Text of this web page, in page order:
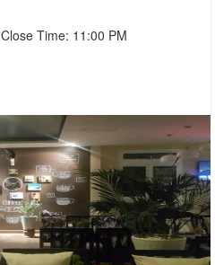
Close Time: 11:00 PM